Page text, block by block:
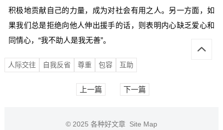
积极地贡献自己的力量，成为对社会有用之人。另一方面，如
果我们总是拒绝向他人伸出援手的话，则表明内心缺乏爱心和
同情心，“我不助人是我无善”。
人际交往 自我反省 尊重 包容 互助
上一篇 下一篇
© 2025 各种好文章 Site Map